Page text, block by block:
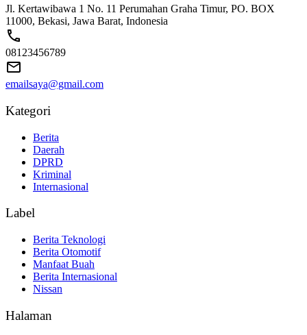
Jl. Kertawibawa 1 No. 11 Perumahan Graha Timur, PO. BOX
11000, Bekasi, Jawa Barat, Indonesia
08123456789
emailsaya@gmail.com
Kategori
Berita
Daerah
DPRD
Kriminal
Internasional
Label
Berita Teknologi
Berita Otomotif
Manfaat Buah
Berita Internasional
Nissan
Halaman